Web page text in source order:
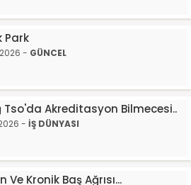
Park
- GÜNCEL
Tso'da Akreditasyon Bilmecesi..
- İŞ DÜNYASI
Ve Kronik Baş Ağrısı...